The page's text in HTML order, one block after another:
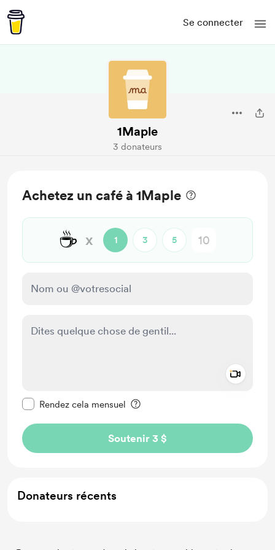
Se connecter
1Maple
3 donateurs
Achetez un café à 1Maple
☕ x 1 3 5
Rendez cela mensuel
Soutenir 3 $
Donateurs récents